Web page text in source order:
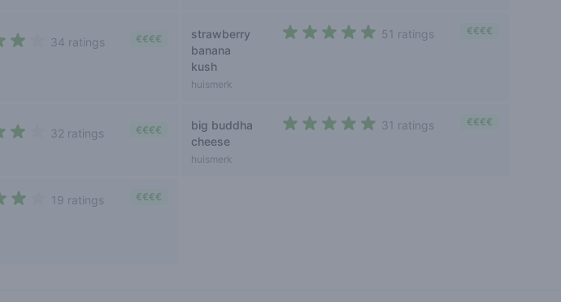
34 ratings €€€€
strawberry
banana
kush
huismerk
51 ratings €€€€
32 ratings €€€€
big buddha
cheese
huismerk
31 ratings €€€€
19 ratings €€€€